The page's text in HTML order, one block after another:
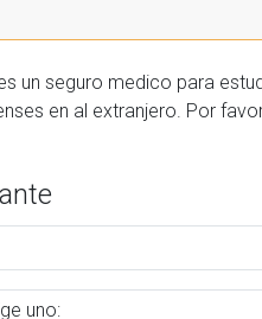
un seguro medico para estudiantes internacionales.
para recibir un presupuesto gratuito y luego comprar una